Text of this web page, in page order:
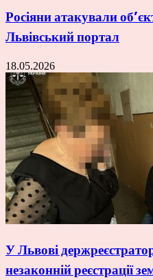
Росіяни атакували
Львівський портал
18.05.2026
У Львові
незаконній реєстрації